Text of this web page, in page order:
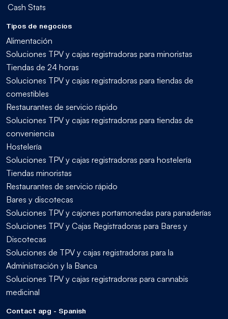
Cash Stats
Tipos de negocios
Alimentación
Soluciones TPV y cajas registradoras para minoristas
Tiendas de 24 horas
Soluciones TPV y cajas registradoras para tiendas de
comestibles
Restaurantes de servicio rápido
Soluciones TPV y cajas registradoras para tiendas de
conveniencia
Hostelería
Soluciones TPV y cajas registradoras para hostelería
Tiendas minoristas
Restaurantes de servicio rápido
Bares y discotecas
Soluciones TPV y cajones portamonedas para panaderías
Soluciones TPV y Cajas Registradoras para Bares y
Discotecas
Soluciones de TPV y cajas registradoras para la
Administración y la Banca
Soluciones TPV y cajas registradoras para cannabis
medicinal
Contact apg - Spanish